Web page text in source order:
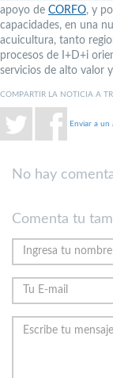
apoyo de CORFO, y
capacidades, en una
acuicultura, tanto
procesos de I+D+i
servicios de alto valor
COMPARTIR LA NOTICIA A
Enviar a un
No hay
Comenta tu